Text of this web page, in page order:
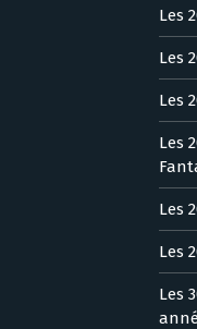
Les
Les
Les
Les
Les
Les
Les